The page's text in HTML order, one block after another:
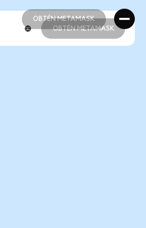
OBTÉN METAMASK
OBTÉN METAMASK
OBTÉN METAMASK